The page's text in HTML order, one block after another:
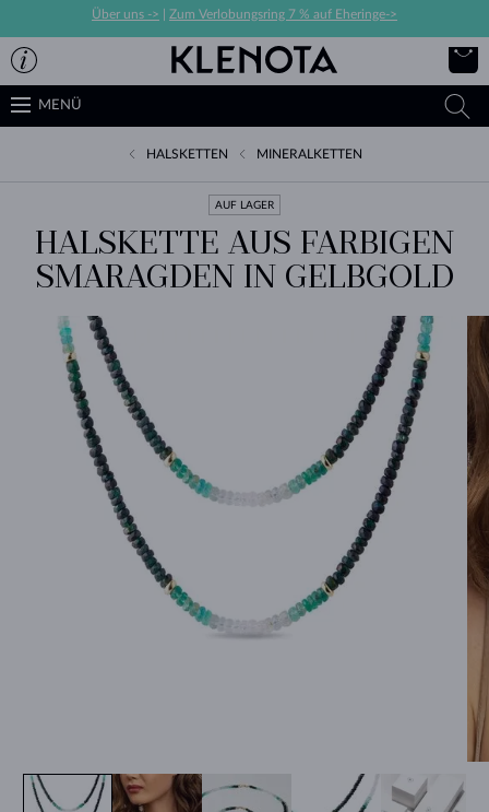
Über uns -> Zum Verlobungsring 7 % auf Eheringe->
MENÜ
HALSKETTEN MINERALKETTEN
AUF LAGER
HALSKETTE AUS FARBIGEN
SMARAGDEN IN GELBGOLD